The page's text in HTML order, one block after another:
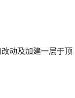
动及加建一层于顶